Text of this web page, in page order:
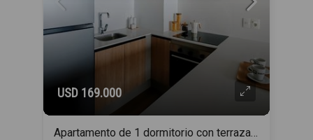
USD 169.000
Apartamento de 1 dormitorio con terraza y COCHERA INCLUIDA en Parque Batlle!